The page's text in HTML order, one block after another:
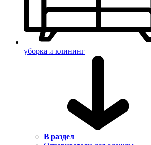
уборка и клининг
В раздел